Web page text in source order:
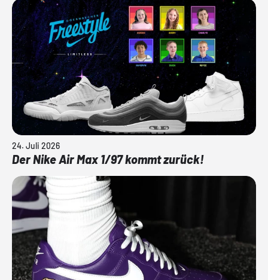
24. Juli 2026
Der Nike Air Max 1/97 kommt zurück!